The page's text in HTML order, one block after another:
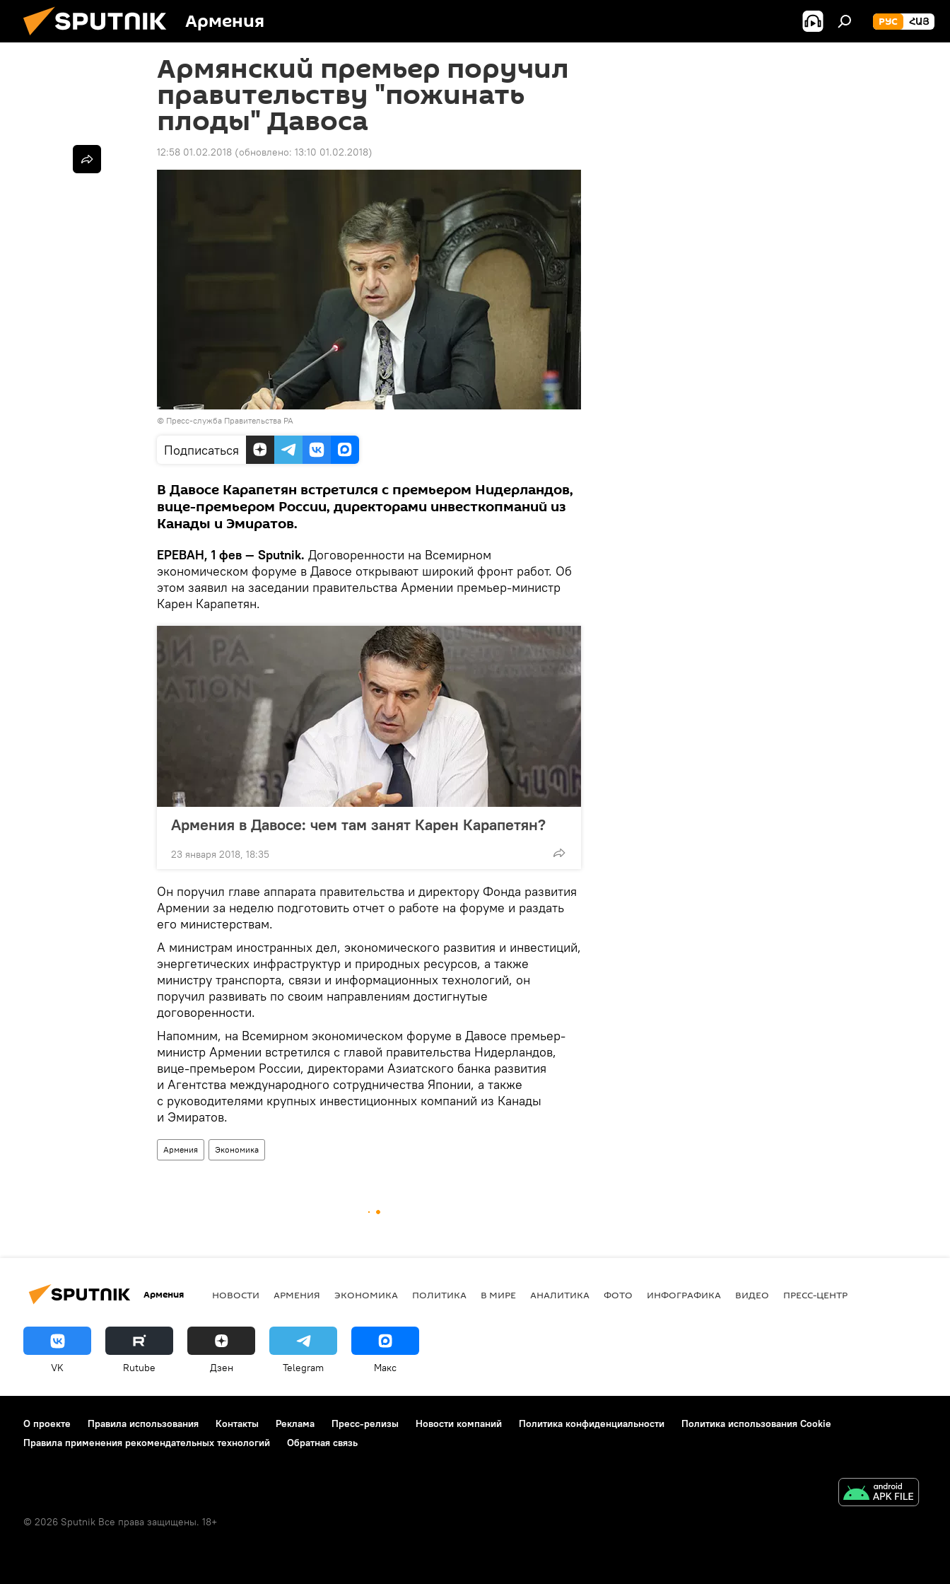
Армения РУС ՀԱՅ
Армянский премьер поручил
правительству "пожинать
плоды" Давоса
12:58 01.02.2018 (обновлено: 13:10 01.02.2018)
© Пресс-служба Правительства РА
Подписаться
В Давосе Карапетян встретился с премьером Нидерландов,
вице-премьером России, директорами инвесткопманий из
Канады и Эмиратов.
ЕРЕВАН, 1 фев — Sputnik. Договоренности на Всемирном
экономическом форуме в Давосе открывают широкий фронт работ. Об
этом заявил на заседании правительства Армении премьер-министр
Карен Карапетян.
Армения в Давосе: чем там занят Карен Карапетян?
23 января 2018, 18:35
Он поручил главе аппарата правительства и директору Фонда развития
Армении за неделю подготовить отчет о работе на форуме и раздать
его министерствам.
А министрам иностранных дел, экономического развития и инвестиций,
энергетических инфраструктур и природных ресурсов, а также
министру транспорта, связи и информационных технологий, он
поручил развивать по своим направлениям достигнутые
договоренности.
Напомним, на Всемирном экономическом форуме в Давосе премьер-
министр Армении встретился с главой правительства Нидерландов,
вице-премьером России, директорами Азиатского банка развития
и Агентства международного сотрудничества Японии, а также
с руководителями крупных инвестиционных компаний из Канады
и Эмиратов.
Армения Экономика
Армения НОВОСТИ АРМЕНИЯ ЭКОНОМИКА ПОЛИТИКА В МИРЕ АНАЛИТИКА ФОТО ИНФОГРАФИКА ВИДЕО ПРЕСС-ЦЕНТР
VK Rutube Дзен Telegram Макс
О проекте Правила использования Контакты Реклама Пресс-релизы Новости компаний Политика конфиденциальности
Политика использования Cookie
Правила применения рекомендательных технологий
Обратная связь
© 2026 Sputnik Все права защищены. 18+